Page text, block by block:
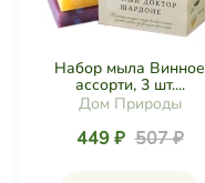
Набор мыла Винное
ассорти, 3 шт....
Дом Природы
449 ₽ 507 ₽